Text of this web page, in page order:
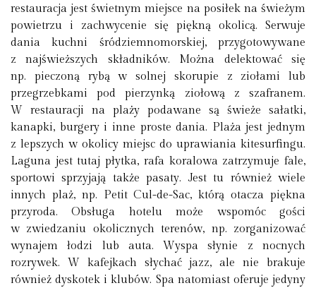
restauracja jest świetnym miejsce na posiłek na świeżym
powietrzu i zachwycenie się piękną okolicą. Serwuje
dania kuchni śródziemnomorskiej, przygotowywane
z najświeższych składników. Można delektować się
np. pieczoną rybą w solnej skorupie z ziołami lub
przegrzebkami pod pierzynką ziołową z szafranem.
W restauracji na plaży podawane są świeże sałatki,
kanapki, burgery i inne proste dania. Plaża jest jednym
z lepszych w okolicy miejsc do uprawiania kitesurfingu.
Laguna jest tutaj płytka, rafa koralowa zatrzymuje fale,
sportowi sprzyjają także pasaty. Jest tu również wiele
innych plaż, np. Petit Cul-de-Sac, którą otacza piękna
przyroda. Obsługa hotelu może wspomóc gości
w zwiedzaniu okolicznych terenów, np. zorganizować
wynajem łodzi lub auta. Wyspa słynie z nocnych
rozrywek. W kafejkach słychać jazz, ale nie brakuje
również dyskotek i klubów. Spa natomiast oferuje jedyny